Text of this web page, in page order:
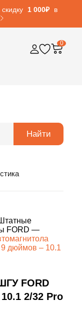
1 000₽
в
0
Найти
FORD —
дюймов – 10.1
FORD
2/32 Pro